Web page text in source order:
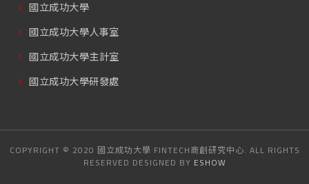
國立成功大學
國立成功大學人事室
國立成功大學主計室
國立成功大學研發處
COPYRIGHT © 2020 國立成功大學 FINTECH商創研究中心. ALL RIGHTS
RESERVED DESIGNED BY ESHOW